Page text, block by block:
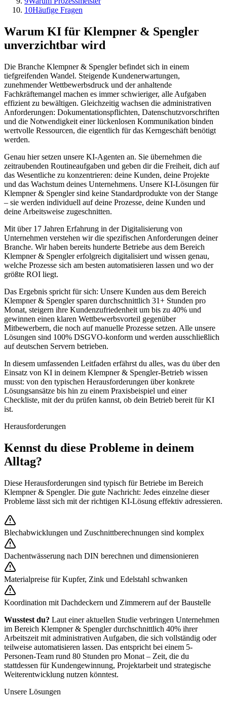
10Häufige Fragen
Warum KI für Klempner & Spengler
unverzichtbar wird
Die Branche Klempner & Spenglerbefindet sich in einem
tiefgreifenden Wandel. Steigende Kundenerwartungen,
zunehmender Wettbewerbsdruck und der anhaltende
Fachkräftemangel machen es immer schwieriger, alle Aufgaben
effizient zu bewältigen. Gleichzeitig wachsen die administrativen
Anforderungen: Dokumentationspflichten, Datenschutzvorschriften
und die Notwendigkeit einer lückenlosen Kommunikation binden
wertvolle Ressourcen, die eigentlich für das Kerngeschäft benötigt
werden.
Genau hier setzen unsere KI-Agenten an. Sie übernehmen die
zeitraubenden Routineaufgaben und geben dir die Freiheit, dich auf
das Wesentliche zu konzentrieren: deine Kunden, deine Projekte
und das Wachstum deines Unternehmens. Unsere KI-Lösungen für
Klempner & Spenglersind keine Standardprodukte von der Stange
– sie werden individuell auf deine Prozesse, deine Kunden und
deine Arbeitsweise zugeschnitten.
Mit über 17 Jahren Erfahrung in der Digitalisierung von
Unternehmen verstehen wir die spezifischen Anforderungen deiner
Branche. Wir haben bereits hunderte Betriebe aus dem Bereich
Klempner & Spenglererfolgreich digitalisiert und wissen genau,
welche Prozesse sich am besten automatisieren lassen und wo der
größte ROI liegt.
Das Ergebnis spricht für sich: Unsere Kunden aus dem Bereich
Klempner & Spenglersparen durchschnittlich 31+ Stunden pro
Monat, steigern ihre Kundenzufriedenheit um bis zu 40% und
gewinnen einen klaren Wettbewerbsvorteil gegenüber
Mitbewerbern, die noch auf manuelle Prozesse setzen. Alle unsere
Lösungen sind 100% DSGVO-konform und werden ausschließlich
auf deutschen Servern betrieben.
In diesem umfassenden Leitfaden erfährst du alles, was du über den
Einsatz von KI in deinem Klempner & Spengler-Betrieb wissen
musst: von den typischen Herausforderungen über konkrete
Lösungsansätze bis hin zu einem Praxisbeispiel und einer
Checkliste, mit der du prüfen kannst, ob dein Betrieb bereit für KI
ist.
Herausforderungen
Kennst du diese Probleme in deinem
Alltag?
Diese Herausforderungen sind typisch für Betriebe im Bereich
Klempner & Spengler. Die gute Nachricht: Jedes einzelne dieser
Probleme lässt sich mit der richtigen KI-Lösung effektiv adressieren.
Blechabwicklungen und Zuschnittberechnungen sind komplex
Dachentwässerung nach DIN berechnen und dimensionieren
Materialpreise für Kupfer, Zink und Edelstahl schwanken
Koordination mit Dachdeckern und Zimmerern auf der Baustelle
Wusstest du? Laut einer aktuellen Studie verbringen Unternehmen
im Bereich Klempner & Spenglerdurchschnittlich 40% ihrer
Arbeitszeit mit administrativen Aufgaben, die sich vollständig oder
teilweise automatisieren lassen. Das entspricht bei einem 5-
Personen-Team rund 80 Stunden pro Monat – Zeit, die du
stattdessen für Kundengewinnung, Projektarbeit und strategische
Weiterentwicklung nutzen könntest.
Unsere Lösungen